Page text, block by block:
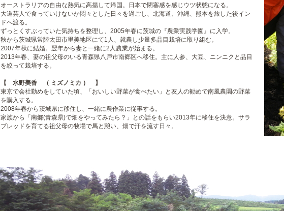
オーストラリアの自由な熱気に高揚して帰国。日本で閉塞感を感じウツ状態になる。
大道芸人で食っていけないか悶々とした日々を過ごし、北海道、沖縄、熊本を旅した後イン
ドへ渡る。
ずっとくすぶっていた気持ちを整理し、2005年春に茨城の『農業実践学園』に入学。
秋から茨城県常陸太田市里美地区にて1人、就農し少量多品目栽培に取り組む。
2007年秋に結婚。翌年から妻と一緒に2人農業が始まる。
2013年春、妻の祖父母のいる青森県八戸市南郷区へ移住。主に人参、大豆、ニンニクと品目
を絞って栽培する。
【 水野美香 （ ミズノミカ ） 】
東京で会社勤めをしていた頃、「おいしい野菜が食べたい」と友人の勧めで南風農園の野菜
を購入する。
2008年春から茨城県に移住し、一緒に農作業に従事する。
家族から「南郷(青森県)で畑をやってみたら？」との話をもらい2013年に移住を決意。サラ
ブレッドを育てる祖父母の牧場で馬と憩い、畑で汗を流す日々。